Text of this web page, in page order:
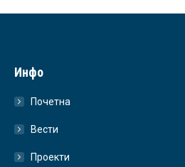
Инфо
Почетна
Вести
Проекти